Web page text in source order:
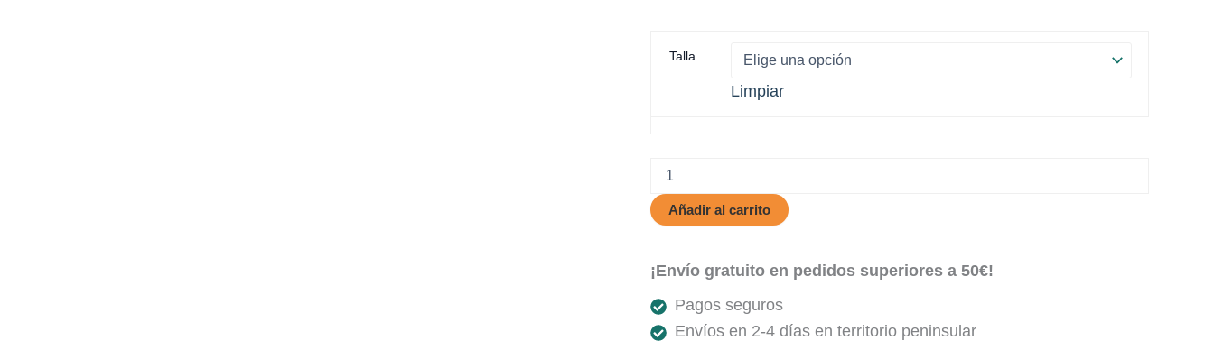
Talla
Limpiar
Lite
cantidadAñadir al carrito
¡Envío gratuito en pedidos superiores a 50€!
Pagos seguros
Envíos en 2-4 días en territorio peninsular